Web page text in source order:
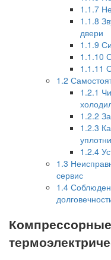
1.1.7
1.1.8
двери
1.1.9
1.1.10
1.1.11
1.2
1.2.1
1.2.2
1.2.3
1.2.4
1.3
сервис
1.4